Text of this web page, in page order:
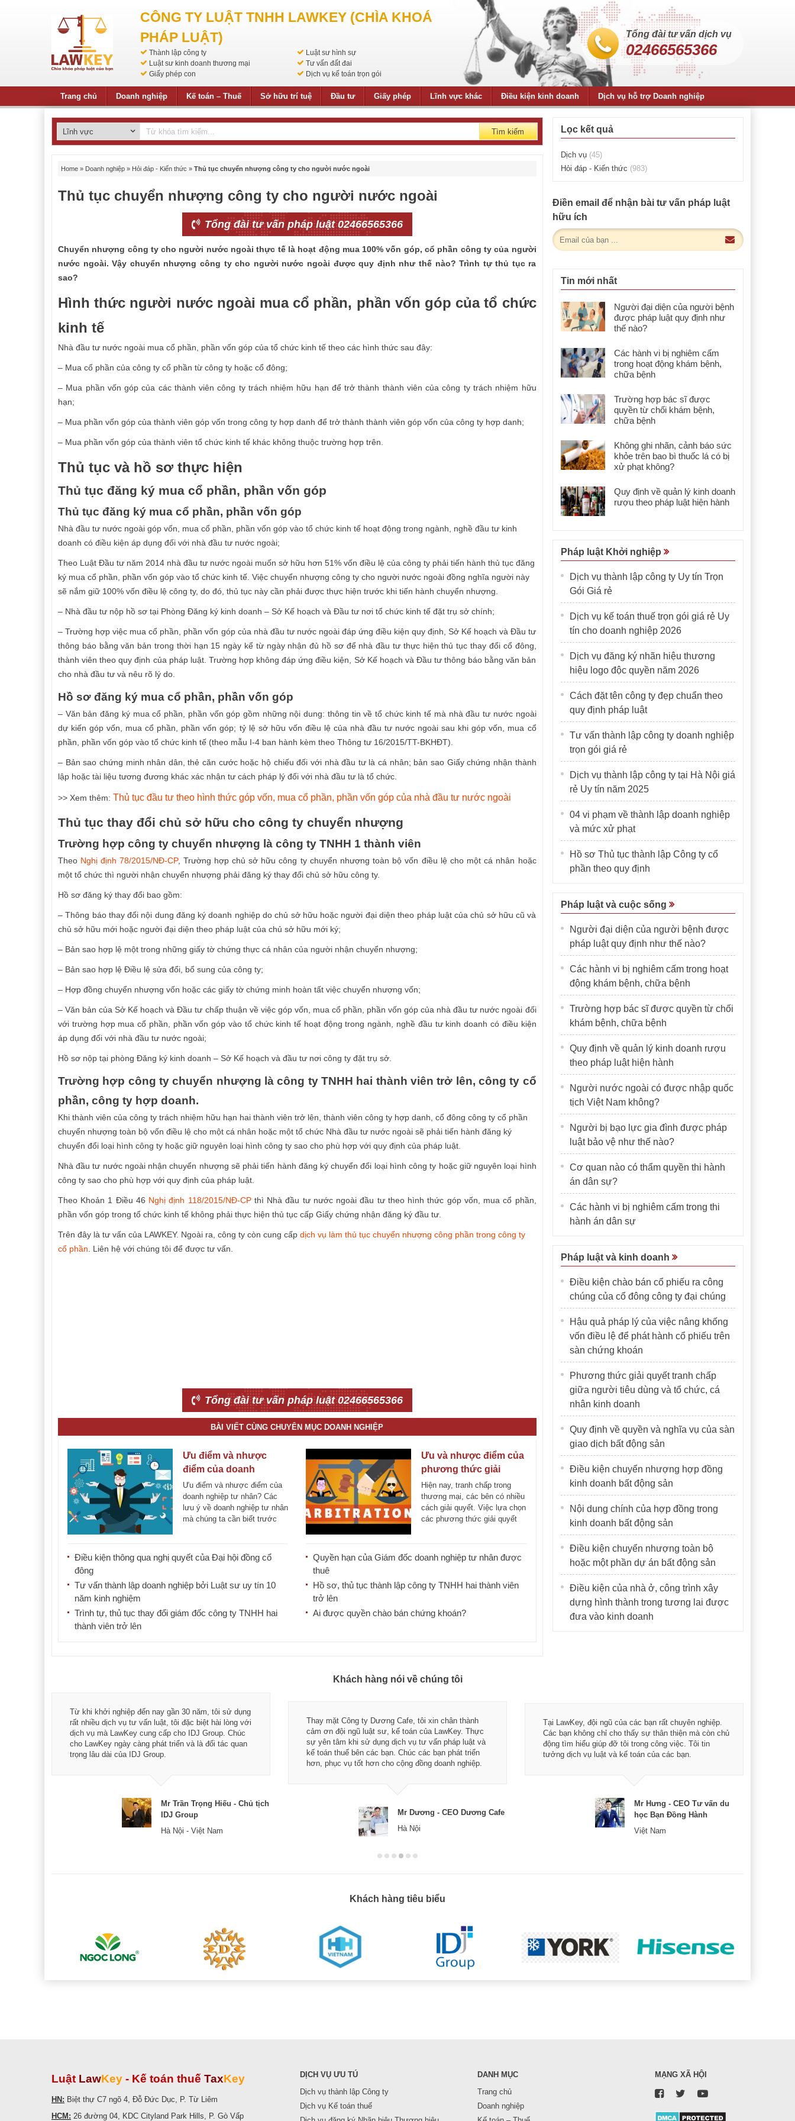
CÔNG TY LUẬT TNHH LAWKEY (CHÌA KHOÁ
PHÁP LUẬT)
Thành lập công ty
Luật sư hình sự
Luật sư kinh doanh thương mại
Tư vấn đất đai
Giấy phép con
Dịch vụ kế toán trọn gói
Tổng đài tư vấn dịch vụ
02466565366
Trang chủ Doanh nghiệp Kế toán – Thuế Sở hữu trí tuệ Đầu tư Giấy phép Lĩnh vực khác Điều kiện kinh doanh Dịch vụ hỗ trợ Doanh nghiệp
Tìm kiếm
Home » Doanh nghiệp » Hỏi đáp - Kiến thức » Thủ tục chuyển nhượng công ty cho người nước ngoài
Thủ tục chuyển nhượng công ty cho người nước ngoài
Tổng đài tư vấn pháp luật 02466565366
Chuyển nhượng công ty cho người nước ngoài thực tế là hoạt động mua 100% vốn góp, cổ phần công ty của người
nước ngoài. Vậy chuyển nhượng công ty cho người nước ngoài được quy định như thế nào? Trình tự thủ tục ra
sao?
Hình thức người nước ngoài mua cổ phần, phần vốn góp của tổ chức
kinh tế
Nhà đầu tư nước ngoài mua cổ phần, phần vốn góp của tổ chức kinh tế theo các hình thức sau đây:
– Mua cổ phần của công ty cổ phần từ công ty hoặc cổ đông;
– Mua phần vốn góp của các thành viên công ty trách nhiệm hữu hạn để trở thành thành viên của công ty trách nhiệm hữu
hạn;
– Mua phần vốn góp của thành viên góp vốn trong công ty hợp danh để trở thành thành viên góp vốn của công ty hợp danh;
– Mua phần vốn góp của thành viên tổ chức kinh tế khác không thuộc trường hợp trên.
Thủ tục và hồ sơ thực hiện
Thủ tục đăng ký mua cổ phần, phần vốn góp
Thủ tục đăng ký mua cổ phần, phần vốn góp
Nhà đầu tư nước ngoài góp vốn, mua cổ phần, phần vốn góp vào tổ chức kinh tế hoạt động trong ngành, nghề đầu tư kinh
doanh có điều kiện áp dụng đối với nhà đầu tư nước ngoài;
Theo Luật Đầu tư năm 2014 nhà đầu tư nước ngoài muốn sở hữu hơn 51% vốn điều lệ của công ty phải tiến hành thủ tục đăng
ký mua cổ phần, phần vốn góp vào tổ chức kinh tế. Việc chuyển nhượng công ty cho người nước ngoài đồng nghĩa người này
sẽ nắm giữ 100% vốn điều lệ công ty, do đó, thủ tục này cần phải được thực hiện trước khi tiến hành chuyển nhượng.
– Nhà đầu tư nộp hồ sơ tại Phòng Đăng ký kinh doanh – Sở Kế hoạch và Đầu tư nơi tổ chức kinh tế đặt trụ sở chính;
– Trường hợp việc mua cổ phần, phần vốn góp của nhà đầu tư nước ngoài đáp ứng điều kiện quy định, Sở Kế hoạch và Đầu tư
thông báo bằng văn bản trong thời hạn 15 ngày kể từ ngày nhận đủ hồ sơ để nhà đầu tư thực hiện thủ tục thay đổi cổ đông,
thành viên theo quy định của pháp luật. Trường hợp không đáp ứng điều kiện, Sở Kế hoạch và Đầu tư thông báo bằng văn bản
cho nhà đầu tư và nêu rõ lý do.
Hồ sơ đăng ký mua cổ phần, phần vốn góp
– Văn bản đăng ký mua cổ phần, phần vốn góp gồm những nội dung: thông tin về tổ chức kinh tế mà nhà đầu tư nước ngoài
dự kiến góp vốn, mua cổ phần, phần vốn góp; tỷ lệ sở hữu vốn điều lệ của nhà đầu tư nước ngoài sau khi góp vốn, mua cổ
phần, phần vốn góp vào tổ chức kinh tế (theo mẫu I-4 ban hành kèm theo Thông tư 16/2015/TT-BKHĐT).
– Bản sao chứng minh nhân dân, thẻ căn cước hoặc hộ chiếu đối với nhà đầu tư là cá nhân; bản sao Giấy chứng nhận thành
lập hoặc tài liệu tương đương khác xác nhận tư cách pháp lý đối với nhà đầu tư là tổ chức.
>> Xem thêm: Thủ tục đầu tư theo hình thức góp vốn, mua cổ phần, phần vốn góp của nhà đầu tư nước ngoài
Thủ tục thay đổi chủ sở hữu cho công ty chuyển nhượng
Trường hợp công ty chuyển nhượng là công ty TNHH 1 thành viên
Theo Nghị định 78/2015/NĐ-CP, Trường hợp chủ sở hữu công ty chuyển nhượng toàn bộ vốn điều lệ cho một cá nhân hoặc
một tổ chức thì người nhận chuyển nhượng phải đăng ký thay đổi chủ sở hữu công ty.
Hồ sơ đăng ký thay đổi bao gồm:
– Thông báo thay đổi nội dung đăng ký doanh nghiệp do chủ sở hữu hoặc người đại diện theo pháp luật của chủ sở hữu cũ và
chủ sở hữu mới hoặc người đại diện theo pháp luật của chủ sở hữu mới ký;
– Bản sao hợp lệ một trong những giấy tờ chứng thực cá nhân của người nhận chuyển nhượng;
– Bản sao hợp lệ Điều lệ sửa đổi, bổ sung của công ty;
– Hợp đồng chuyển nhượng vốn hoặc các giấy tờ chứng minh hoàn tất việc chuyển nhượng vốn;
– Văn bản của Sở Kế hoạch và Đầu tư chấp thuận về việc góp vốn, mua cổ phần, phần vốn góp của nhà đầu tư nước ngoài đối
với trường hợp mua cổ phần, phần vốn góp vào tổ chức kinh tế hoạt động trong ngành, nghề đầu tư kinh doanh có điều kiện
áp dụng đối với nhà đầu tư nước ngoài;
Hồ sơ nộp tại phòng Đăng ký kinh doanh – Sở Kế hoạch và đầu tư nơi công ty đặt trụ sở.
Trường hợp công ty chuyển nhượng là công ty TNHH hai thành viên trở lên, công ty cổ
phần, công ty hợp doanh.
Khi thành viên của công ty trách nhiệm hữu hạn hai thành viên trở lên, thành viên công ty hợp danh, cổ đông công ty cổ phần
chuyển nhượng toàn bộ vốn điều lệ cho một cá nhân hoặc một tổ chức Nhà đầu tư nước ngoài sẽ phải tiến hành đăng ký
chuyển đổi loại hình công ty hoặc giữ nguyên loại hình công ty sao cho phù hợp với quy định của pháp luật.
Nhà đầu tư nước ngoài nhận chuyển nhượng sẽ phải tiến hành đăng ký chuyển đổi loại hình công ty hoặc giữ nguyên loại hình
công ty sao cho phù hợp với quy định của pháp luật.
Theo Khoản 1 Điều 46 Nghị định 118/2015/NĐ-CPthì Nhà đầu tư nước ngoài đầu tư theo hình thức góp vốn, mua cổ phần,
phần vốn góp trong tổ chức kinh tế không phải thực hiện thủ tục cấp Giấy chứng nhận đăng ký đầu tư.
Trên đây là tư vấn của LAWKEY. Ngoài ra, công ty còn cung cấp dịch vụ làm thủ tục chuyển nhượng công phần trong công ty
cổ phần . Liên hệ với chúng tôi để được tư vấn.
Tổng đài tư vấn pháp luật 02466565366
BÀI VIẾT CÙNG CHUYÊN MỤC DOANH NGHIỆP
Ưu điểm và nhược
điểm của doanh
nghiệp tư nhân
Ưu điểm và nhược điểm của
doanh nghiệp tư nhân? Các
lưu ý về doanh nghiệp tư nhân
mà chúng ta cần biết trước
Điều kiện thông qua nghị quyết của Đại hội đồng cổ
đông
Tư vấn thành lập doanh nghiệp bởi Luật sư uy tín 10
năm kinh nghiệm
Trình tự, thủ tục thay đổi giám đốc công ty TNHH hai
thành viên trở lên
Ưu và nhược điểm của
phương thức giải
quyết tranh chấp bằng
trọng tài thương mại
Hiện nay, tranh chấp trong
thương mại, các bên có nhiều
cách giải quyết. Việc lựa chọn
các phương thức giải quyết
Quyền hạn của Giám đốc doanh nghiệp tư nhân được
thuê
Hồ sơ, thủ tục thành lập công ty TNHH hai thành viên
trở lên
Ai được quyền chào bán chứng khoán?
Lọc kết quả
Dịch vụ (45)
Hỏi đáp - Kiến thức (983)
Điền email để nhận bài tư vấn pháp luật
hữu ích
Tin mới nhất
Người đại diện của người bệnh
được pháp luật quy định như
thế nào?
Các hành vi bị nghiêm cấm
trong hoạt động khám bệnh,
chữa bệnh
Trường hợp bác sĩ được
quyền từ chối khám bệnh,
chữa bệnh
Không ghi nhãn, cảnh báo sức
khỏe trên bao bì thuốc lá có bị
xử phạt không?
Quy định về quản lý kinh doanh
rượu theo pháp luật hiện hành
Pháp luật Khởi nghiệp
Dịch vụ thành lập công ty Uy tín Trọn
Gói Giá rẻ
Dịch vụ kế toán thuế trọn gói giá rẻ Uy
tín cho doanh nghiệp 2026
Dịch vụ đăng ký nhãn hiệu thương
hiệu logo độc quyền năm 2026
Cách đặt tên công ty đẹp chuẩn theo
quy định pháp luật
Tư vấn thành lập công ty doanh nghiệp
trọn gói giá rẻ
Dịch vụ thành lập công ty tại Hà Nội giá
rẻ Uy tín năm 2025
04 vi phạm về thành lập doanh nghiệp
và mức xử phạt
Hồ sơ Thủ tục thành lập Công ty cổ
phần theo quy định
Pháp luật và cuộc sống
Người đại diện của người bệnh được
pháp luật quy định như thế nào?
Các hành vi bị nghiêm cấm trong hoạt
động khám bệnh, chữa bệnh
Trường hợp bác sĩ được quyền từ chối
khám bệnh, chữa bệnh
Quy định về quản lý kinh doanh rượu
theo pháp luật hiện hành
Người nước ngoài có được nhập quốc
tịch Việt Nam không?
Người bị bạo lực gia đình được pháp
luật bảo vệ như thế nào?
Cơ quan nào có thẩm quyền thi hành
án dân sự?
Các hành vi bị nghiêm cấm trong thi
hành án dân sự
Pháp luật và kinh doanh
Điều kiện chào bán cổ phiếu ra công
chúng của cổ đông công ty đại chúng
Hậu quả pháp lý của việc nâng khống
vốn điều lệ để phát hành cổ phiếu trên
sàn chứng khoán
Phương thức giải quyết tranh chấp
giữa người tiêu dùng và tổ chức, cá
nhân kinh doanh
Quy định về quyền và nghĩa vụ của sàn
giao dịch bất động sản
Điều kiện chuyển nhượng hợp đồng
kinh doanh bất động sản
Nội dung chính của hợp đồng trong
kinh doanh bất động sản
Điều kiện chuyển nhượng toàn bộ
hoặc một phần dự án bất động sản
Điều kiện của nhà ở, công trình xây
dựng hình thành trong tương lai được
đưa vào kinh doanh
Khách hàng nói về chúng tôi
Từ khi khởi nghiệp đến nay gần 30 năm, tôi sử dụng
rất nhiều dịch vụ tư vấn luật, tôi đặc biệt hài lòng với
dịch vụ mà LawKey cung cấp cho IDJ Group. Chúc
cho LawKey ngày càng phát triển và là đối tác quan
trọng lâu dài của IDJ Group.
Mr Trần Trọng Hiếu - Chủ tịch
IDJ Group
Hà Nội - Việt Nam
Thay mặt Công ty Dương Cafe, tôi xin chân thành
cảm ơn đội ngũ luật sư, kế toán của LawKey. Thực
sự yên tâm khi sử dụng dịch vụ tư vấn pháp luật và
kế toán thuế bên các bạn. Chúc các bạn phát triển
hơn, phục vụ tốt hơn cho cộng đồng doanh nghiệp.
Mr Dương - CEO Dương Cafe
Hà Nội
Tại LawKey, đội ngũ của các bạn rất chuyên nghiệp.
Các bạn không chỉ cho thấy sự thân thiện mà còn chủ
động tìm hiểu giúp đỡ tôi trong công việc. Tôi tin
tưởng dịch vụ luật và kế toán của các bạn.
Mr Hưng - CEO Tư vấn du
học Bạn Đồng Hành
Việt Nam
Khách hàng tiêu biểu
Luật LawKey - Kế toán thuế TaxKey
HN: Biệt thự C7 ngõ 4, Đỗ Đức Dục, P. Từ Liêm
HCM: 26 đường 04, KDC Cityland Park Hills, P. Gò Vấp
DỊCH VỤ ƯU TÚ
Dịch vụ thành lập Công ty
Dịch vụ Kế toán thuế
DANH MỤC
Trang chủ
Doanh nghiệp
MẠNG XÃ HỘI